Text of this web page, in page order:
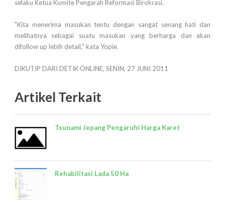
selaku Ketua Komite Pengarah Reformasi Birokrasi.
"Kita menerima masukan tentu dengan sangat senang hati dan
melihatnya sebagai suatu masukan yang berharga dan akan
difollow up lebih detail," kata Yopie.
DIKUTIP DARI DETIK ONLINE, SENIN, 27 JUNI 2011
Artikel Terkait
Tsunami Jepang Pengaruhi Harga Karet
Rehabilitasi Lada 50 Ha